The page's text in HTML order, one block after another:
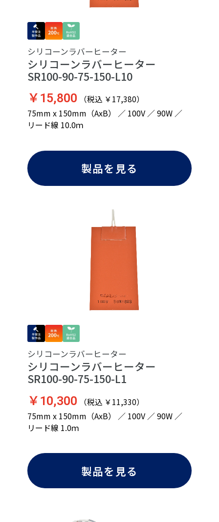
シリコーンラバーヒーター
シリコーンラバーヒーター
SR100-90-75-150-L10
￥15,800 （税込 ￥17,380）
75mm x 150mm（AxB） ／ 100V ／ 90W ／
リード線 10.0ｍ
製品を見る
シリコーンラバーヒーター
シリコーンラバーヒーター
SR100-90-75-150-L1
￥10,300 （税込 ￥11,330）
75mm x 150mm（AxB） ／ 100V ／ 90W ／
リード線 1.0ｍ
製品を見る